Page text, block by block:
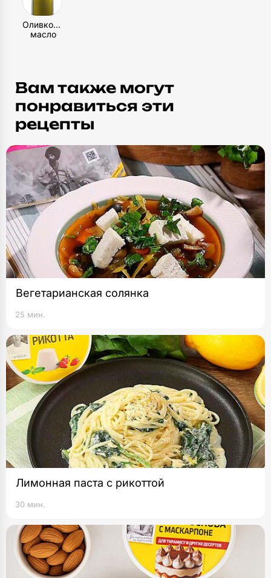
Оливковое
масло
Вам также могут
понравиться эти
рецепты
Вегетарианская солянка
25 мин.
Лимонная паста с рикоттой
30 мин.